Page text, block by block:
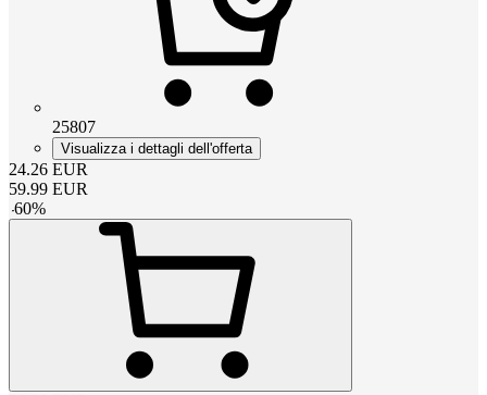
25807
Visualizza i dettagli dell'offerta
24.26 EUR
59.99 EUR
-60%